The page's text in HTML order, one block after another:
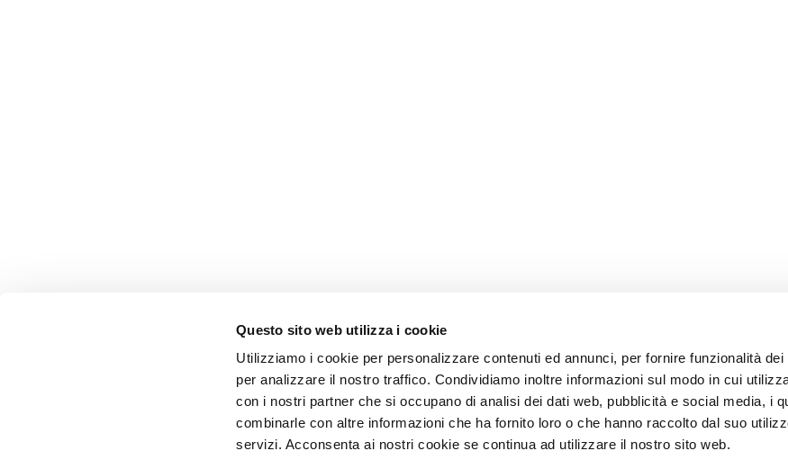
Questo sito web utilizza i cookie
Utilizziamo i cookie per personalizzare contenuti ed annunci, per fornire funzionalità
per analizzare il nostro traffico. Condividiamo inoltre informazioni sul modo in cui
con i nostri partner che si occupano di analisi dei dati web, pubblicità e social media, i
combinarle con altre informazioni che ha fornito loro o che hanno raccolto dal suo
servizi. Acconsenta ai nostri cookie se continua ad utilizzare il nostro sito web.